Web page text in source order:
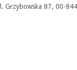
Grzybowska 87, 00-844